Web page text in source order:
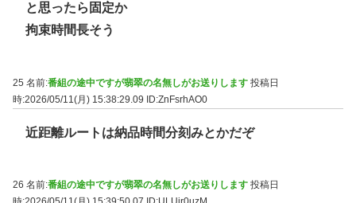
と思ったら固定か
拘束時間長そう
25 名前:番組の途中ですが翡翠の名無しがお送りします 投稿日
時:2026/05/11(月) 15:38:29.09 ID:ZnFsrhAO0
近距離ルートは納品時間分刻みとかだぞ
26 名前:番組の途中ですが翡翠の名無しがお送りします 投稿日